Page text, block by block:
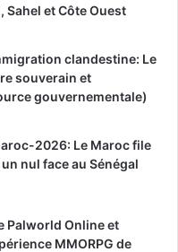
Sahel et Côte Ouest
clandestine: Le
souverain et
gouvernementale)
2026: Le Maroc file
nul face au Sénégal
Palworld Online et
MMORPG de